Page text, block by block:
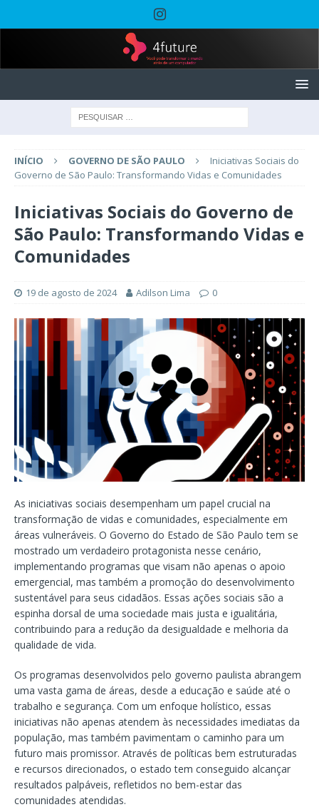
INÍCIO GOVERNO DE SÃO PAULO
Iniciativas Sociais do
Governo de São Paulo: Transformando Vidas e Comunidades
Iniciativas Sociais do Governo de
São Paulo: Transformando Vidas e
Comunidades
19 de agosto de 2024 Adilson Lima 0
As iniciativas sociais desempenham um papel crucial na
transformação de vidas e comunidades, especialmente em
áreas vulneráveis. O Governo do Estado de São Paulo tem se
mostrado um verdadeiro protagonista nesse cenário,
implementando programas que visam não apenas o apoio
emergencial, mas também a promoção do desenvolvimento
sustentável para seus cidadãos. Essas ações sociais são a
espinha dorsal de uma sociedade mais justa e igualitária,
contribuindo para a redução da desigualdade e melhoria da
qualidade de vida.
Os programas desenvolvidos pelo governo paulista abrangem
uma vasta gama de áreas, desde a educação e saúde até o
trabalho e segurança. Com um enfoque holístico, essas
iniciativas não apenas atendem às necessidades imediatas da
população, mas também pavimentam o caminho para um
futuro mais promissor. Através de políticas bem estruturadas
e recursos direcionados, o estado tem conseguido alcançar
resultados palpáveis, refletidos no bem-estar das
comunidades atendidas.